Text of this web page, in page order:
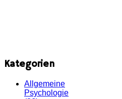
Kategorien
Allgemeine
Psychologie